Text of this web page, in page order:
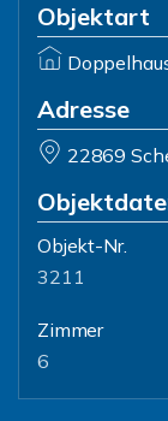
Objektart
Adresse
22869
Objekt-Nr.
3211
Zimmer
6